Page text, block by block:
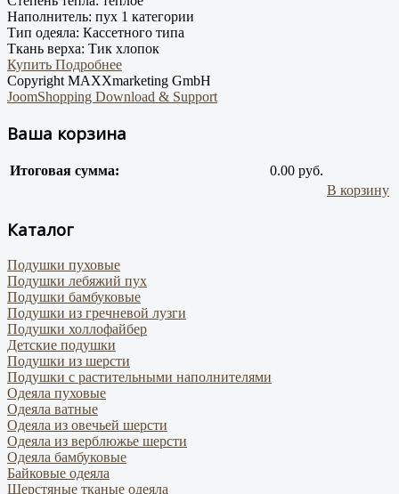
Наполнитель: пух 1 категории
Тип одеяла: Кассетного типа
Ткань верха: Тик хлопок
Купить Подробнее
Copyright MAXXmarketing GmbH
JoomShopping Download & Support
Ваша корзина
Итоговая сумма:
0.00 руб.
В корзину
Каталог
Подушки пуховые
Подушки лебяжий пух
Подушки бамбуковые
Подушки из гречневой лузги
Подушки холлофайбер
Детские подушки
Подушки из шерсти
Подушки с растительными наполнителями
Одеяла пуховые
Одеяла ватные
Одеяла из овечьей шерсти
Одеяла из верблюжье шерсти
Одеяла бамбуковые
Байковые одеяла
Шерстяные тканые одеяла